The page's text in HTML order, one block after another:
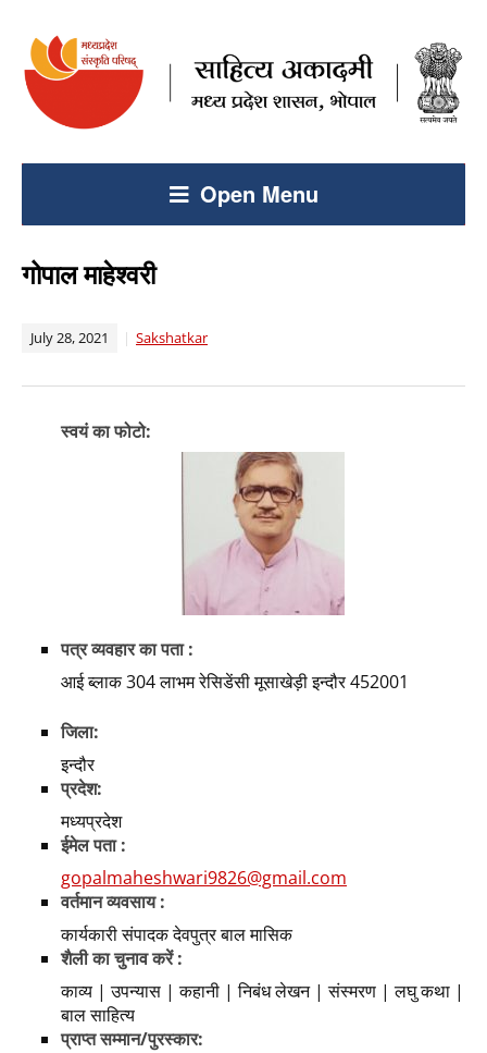
Open Menu
गोपाल माहेश्वरी
July 28, 2021 Sakshatkar
स्वयं का फोटो:
पत्र व्यवहार का पता :
आई ब्लाक 304 लाभम रेसिडेंसी मूसाखेड़ी इन्दौर 452001
जिला:
इन्दौर
प्रदेश:
मध्यप्रदेश
ईमेल पता :
gopalmaheshwari9826@gmail.com
वर्तमान व्यवसाय :
कार्यकारी संपादक देवपुत्र बाल मासिक
शैली का चुनाव करें :
काव्य | उपन्यास | कहानी | निबंध लेखन | संस्मरण | लघु कथा |
बाल साहित्य
प्राप्त सम्मान/पुरस्कार: